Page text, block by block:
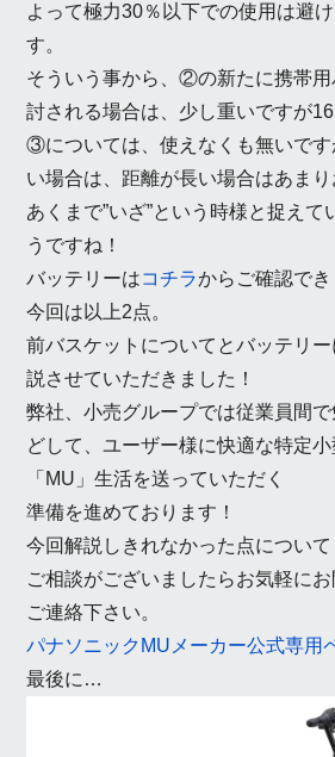
よって極力30％以下での使用は避
す。
そういう事から、②の新たに携帯
討される場合は、少し重いですが
③については、使えなくも無いです
い場合は、距離が長い場合はあまり
あくまで”いざ”という時様と捉えて
うですね！
バッテリーはコチラからご確認でき
今回は以上2点。
前バスケットについてとバッテリ
説させていただきました！
弊社、小売グループでは従業員間
どして、ユーザー様に快適な特定
「MU」生活を送っていただく
準備を進めております！
今回解説しきれなかった点について
ご相談がございましたらお気軽に
ご連絡下さい。
パナソニックMUメーカー公式専用
最後に…